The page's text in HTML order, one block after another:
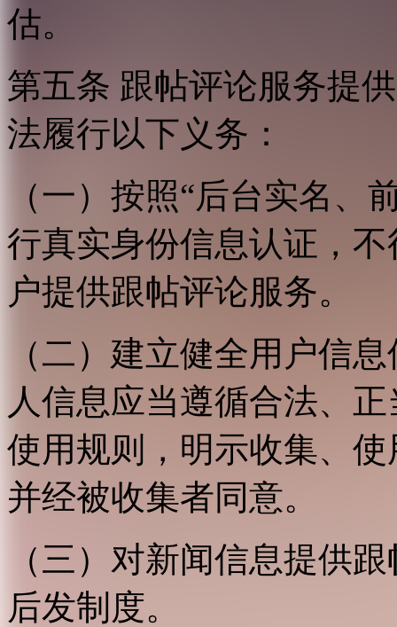
估。
第五条 跟帖评论服务提
法履行以下义务：
（一）按照“后台实名、
行真实身份信息认证，
户提供跟帖评论服务。
（二）建立健全用户信
人信息应当遵循合法、
使用规则，明示收集、
并经被收集者同意。
（三）对新闻信息提供
后发制度。